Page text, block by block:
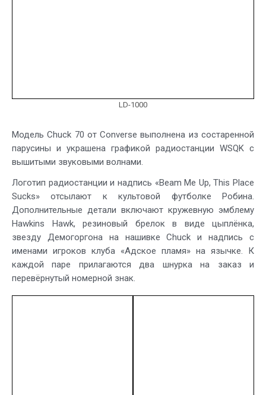
LD-1000
Модель Chuck 70 от Converse выполнена из состаренной
парусины и украшена графикой радиостанции WSQK с
вышитыми звуковыми волнами.
Логотип радиостанции и надпись «Beam Me Up, This Place
Sucks» отсылают к культовой футболке Робина.
Дополнительные детали включают кружевную эмблему
Hawkins Hawk, резиновый брелок в виде цыплёнка,
звезду Демогоргона на нашивке Chuck и надпись с
именами игроков клуба «Адское пламя» на язычке. К
каждой паре прилагаются два шнурка на заказ и
перевёрнутый номерной знак.